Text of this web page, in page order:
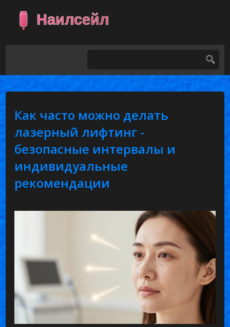
Как часто можно делать
лазерный лифтинг -
безопасные интервалы и
индивидуальные
рекомендации